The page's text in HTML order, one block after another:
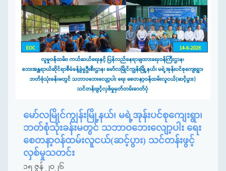
မော်လမြိုင်ကျွန်းမြို့နယ်၊ မရဲ့အုန်းပင်စုကျေးရွာ၊
ဘတ်စုံသုံးခန်းမတွင် သဘာဝဘေးလျော့ပါး ရေး
စေတနာ့ဝန်ထမ်းလူငယ်(ဆင့်ပွား) သင်တန်းဖွင့်
လှစ်မှုသတင်း
၁၅ ဇွန် ၂၀၂၆